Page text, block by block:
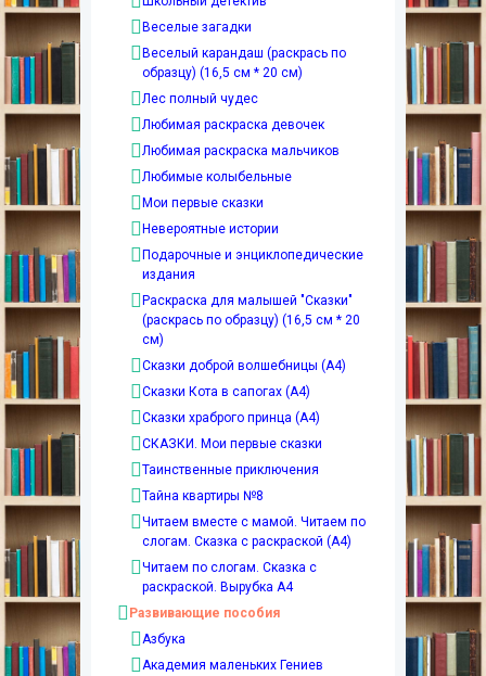
Веселые загадки
Веселый карандаш (раскрась по
образцу) (16,5 см * 20 см)
Лес полный чудес
Любимая раскраска девочек
Любимая раскраска мальчиков
Любимые колыбельные
Мои первые сказки
Невероятные истории
Подарочные и энциклопедические
издания
Раскраска для малышей "Сказки"
(раскрась по образцу) (16,5 см * 20
см)
Сказки доброй волшебницы (А4)
Сказки Кота в сапогах (А4)
Сказки храброго принца (А4)
СКАЗКИ. Мои первые сказки
Таинственные приключения
Тайна квартиры №8
Читаем вместе с мамой. Читаем по
слогам. Сказка с раскраской (А4)
Читаем по слогам. Сказка с
раскраской. Вырубка А4
Развивающие пособия
Азбука
Академия маленьких Гениев